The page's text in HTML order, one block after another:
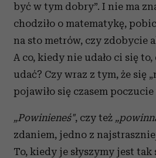
być w tym dobry”. I nie ma
chodziło o matematykę,
na sto metrów, czy zdobycie
A co, kiedy nie udało ci się
udać? Czy wraz z tym, że się
pojawiło się czasem
„Powinieneś", czy też
zdaniem, jedno z
To, kiedy je słyszymy jest tak